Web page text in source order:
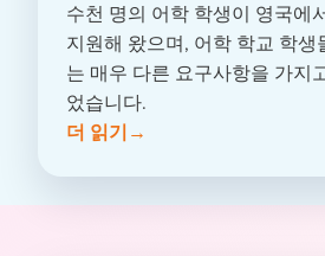
수천 명의 어학 학생이 영국에
지원해 왔으며, 어학 학교 학생
는 매우 다른 요구사항을 가지
었습니다.
더 읽기